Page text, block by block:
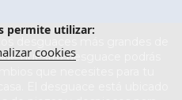
permite utilizar:
cookies
nuestro desguace podrás